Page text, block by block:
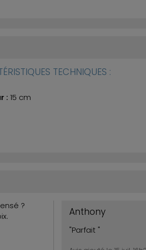
TECHNIQUES :
: 15 cm
?
Anthony
"Parfait "